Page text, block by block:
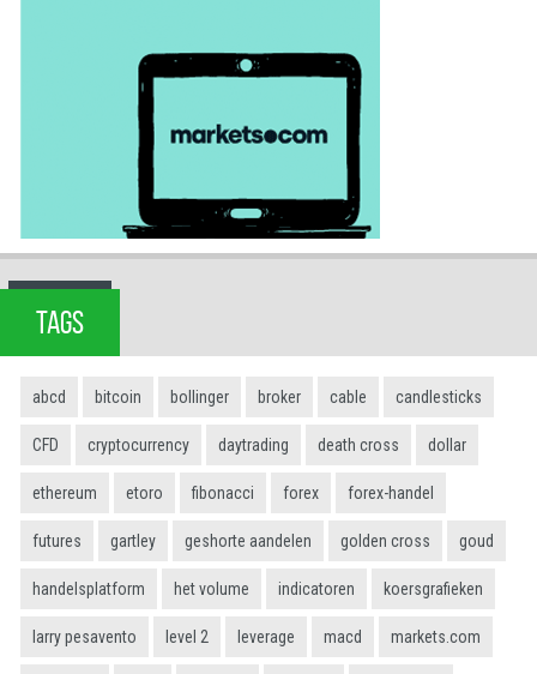
TAGS
abcd bitcoin bollinger broker cable candlesticks
CFD cryptocurrency daytrading death cross dollar
ethereum etoro fibonacci forex forex-handel
futures gartley geshorte aandelen golden cross goud
handelsplatform het volume indicatoren koersgrafieken
larry pesavento level 2 leverage macd markets.com